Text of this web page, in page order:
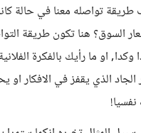
تواصله معنا في حالة
السوق؟ هنا تكون طريقة
او ما رأيك بالفكرة
الذي يقفز في الافكار او